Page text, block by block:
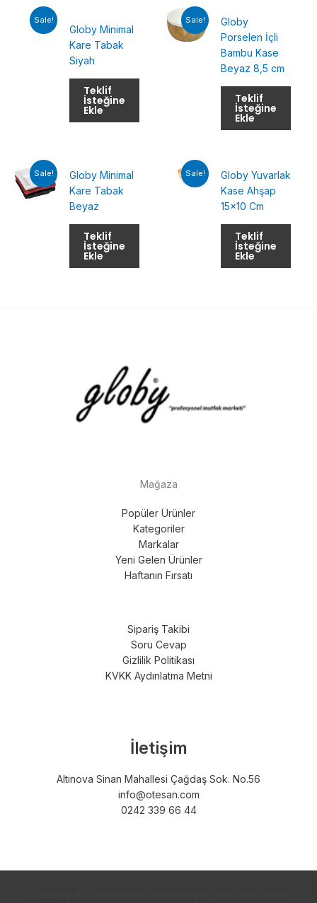
Sale!
Globy Minimal
Kare Tabak
Siyah
Teklif
İsteğine
Ekle
Sale!
Globy
Porselen İçli
Bambu Kase
Beyaz 8,5 cm
Teklif
İsteğine
Ekle
Sale!
Globy Minimal
Kare Tabak
Beyaz
Teklif
İsteğine
Ekle
Sale!
Globy Yuvarlak
Kase Ahşap
15×10 Cm
Teklif
İsteğine
Ekle
Mağaza
Popüler Ürünler
Kategoriler
Markalar
Yeni Gelen Ürünler
Haftanın Fırsatı
Sipariş Takibi
Soru Cevap
Gizlilik Politikası
KVKK Aydınlatma Metni
İletişim
Altınova Sinan Mahallesi Çağdaş Sok. No.56
info@otesan.com
0242 339 66 44